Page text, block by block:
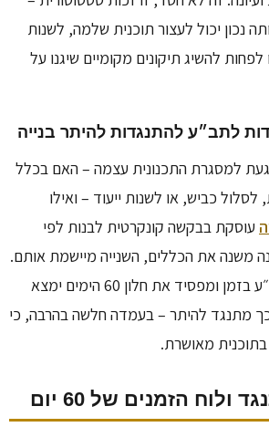
נכון יכול לעצור תוכנית שלמה, לשנות
להשיג תיקונים מקומיים שיגנו על
לתב״ע להתנגדות להיתר בנייה
למסגרת התכנונית עצמה – האם בכלל
עוסקת בבקשה קונקרטית לבנות לפי
משנה את הכללים, השנייה מיישמת אותם.
מי שלא מתנגד לתב״ע בזמן ומפסיד את חלון 60 הימים ימצא
מתנגד להיתר – בעמדה חלשה בהרבה, כי
מאושרת.
הזמנים של 60 יום